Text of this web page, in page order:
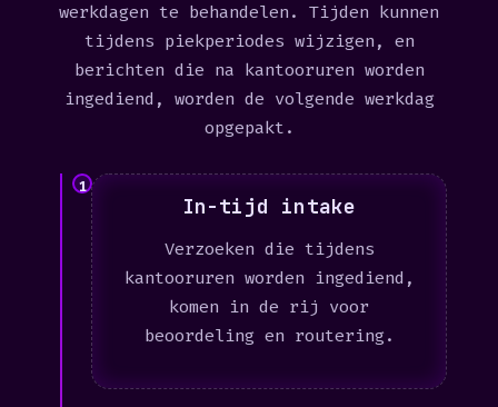
werkdagen te behandelen. Tijden kunnen
tijdens piekperiodes wijzigen, en
berichten die na kantooruren worden
ingediend, worden de volgende werkdag
opgepakt.
1
In-tijd intake
Verzoeken die tijdens
kantooruren worden ingediend,
komen in de rij voor
beoordeling en routering.